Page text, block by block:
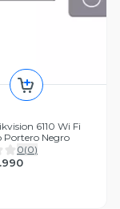
6110 Wi Fi
Portero Negro
0(0)